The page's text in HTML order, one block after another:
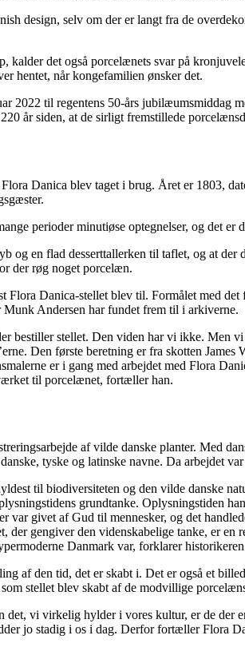
design, selv om der er langt fra de
kalder det også porcelænets svar på
hentet, når kongefamilien ønsker det.
2022 til regentens 50-års
år siden, at de sirligt fremstillede
Danica blev taget i brug. Året er 1803,
perioder minutiøse optegnelser, og det
og en flad desserttallerken til taflet, og at
der røg noget porcelæn.
Danica-stellet blev til. Formålet med
Andersen har fundet frem til i arkiverne.
bestiller stellet. Den viden har vi ikke. Men
Den første beretning er fra skotten
er i gang med arbejdet med Flora
til porcelænet, fortæller han.
af vilde danske planter. Med
tyske og latinske navne. Da arbejdet
til biodiversiteten og den vilde danske
grundtanke. Oplysningstiden
var givet af Gud til mennesker, og det
der gengiver den videnskabelige tanke, er
Danmark var, forklarer
af den tid, det er skabt i. Det er også et
stellet blev skabt af de modvillige
vi virkelig hylder i vores kultur, er de der
jo stadig i os i dag. Derfor fortæller Flora